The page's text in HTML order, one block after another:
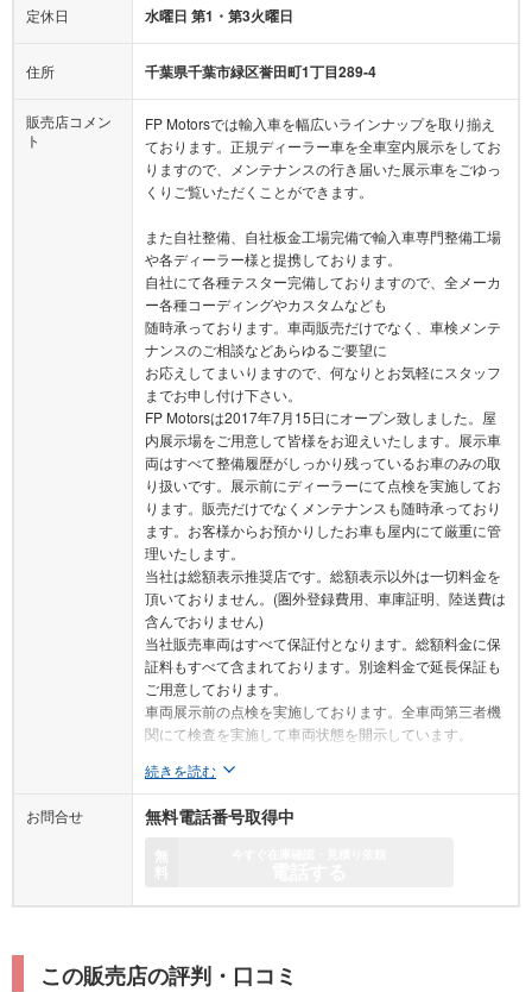
定休日 水曜日 第1・第3火曜日
住所 千葉県千葉市緑区誉田町1丁目289-4
販売店コメン
ト
FP Motorsでは輸入車を幅広いラインナップを取り揃え
ております。正規ディーラー車を全車室内展示をしてお
りますので、メンテナンスの行き届いた展示車をごゆっ
くりご覧いただくことができます。
また自社整備、自社板金工場完備で輸入車専門整備工場
や各ディーラー様と提携しております。
自社にて各種テスター完備しておりますので、全メーカ
ー各種コーディングやカスタムなども
随時承っております。車両販売だけでなく、車検メンテ
ナンスのご相談などあらゆるご要望に
お応えしてまいりますので、何なりとお気軽にスタッフ
までお申し付け下さい。
FP Motorsは2017年7月15日にオープン致しました。屋
内展示場をご用意して皆様をお迎えいたします。展示車
両はすべて整備履歴がしっかり残っているお車のみの取
り扱いです。展示前にディーラーにて点検を実施してお
ります。販売だけでなくメンテナンスも随時承っており
ます。お客様からお預かりしたお車も屋内にて厳重に管
理いたします。
当社は総額表示推奨店です。総額表示以外は一切料金を
頂いておりません。(圏外登録費用、車庫証明、陸送費は
含んでおりません)
当社販売車両はすべて保証付となります。総額料金に保
証料もすべて含まれております。別途料金で延長保証も
ご用意しております。
車両展示前の点検を実施しております。全車両第三者機
関にて検査を実施して車両状態を開示しています。
続きを読む
お問合せ 無料電話番号取得中
この販売店の評判・口コミ